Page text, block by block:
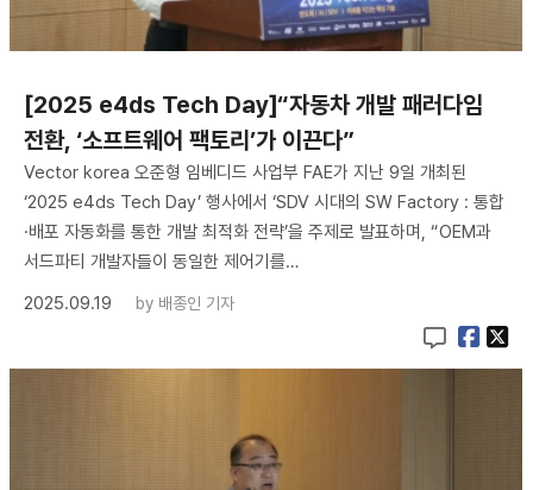
[2025 e4ds Tech Day]“자동차 개발 패러다임
전환, ‘소프트웨어 팩토리’가 이끈다”
Vector korea 오준형 임베디드 사업부 FAE가 지난 9일 개최된
‘2025 e4ds Tech Day’ 행사에서 ‘SDV 시대의 SW Factory : 통합
·배포 자동화를 통한 개발 최적화 전략’을 주제로 발표하며, “OEM과
서드파티 개발자들이 동일한 제어기를…
2025.09.19
by 배종인 기자